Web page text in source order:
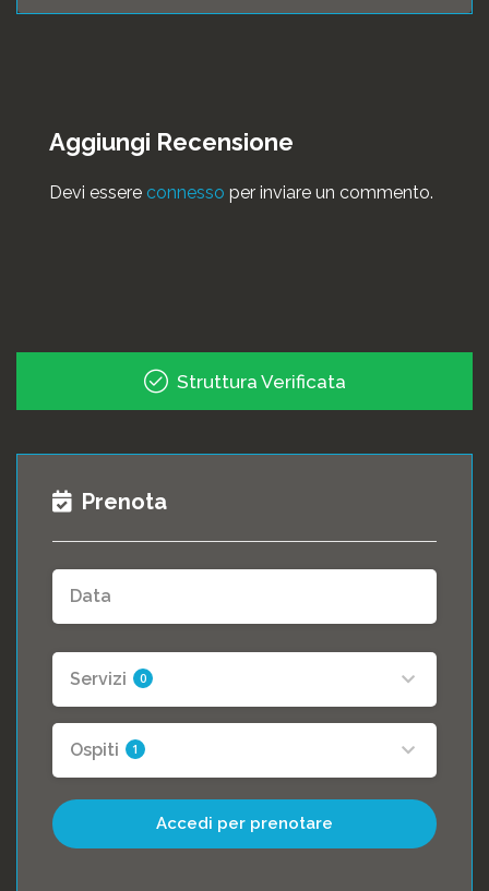
Aggiungi Recensione
Devi essere connesso per inviare un commento.
Struttura Verificata
Prenota
Servizi 0
Ospiti 1
Accedi per prenotare